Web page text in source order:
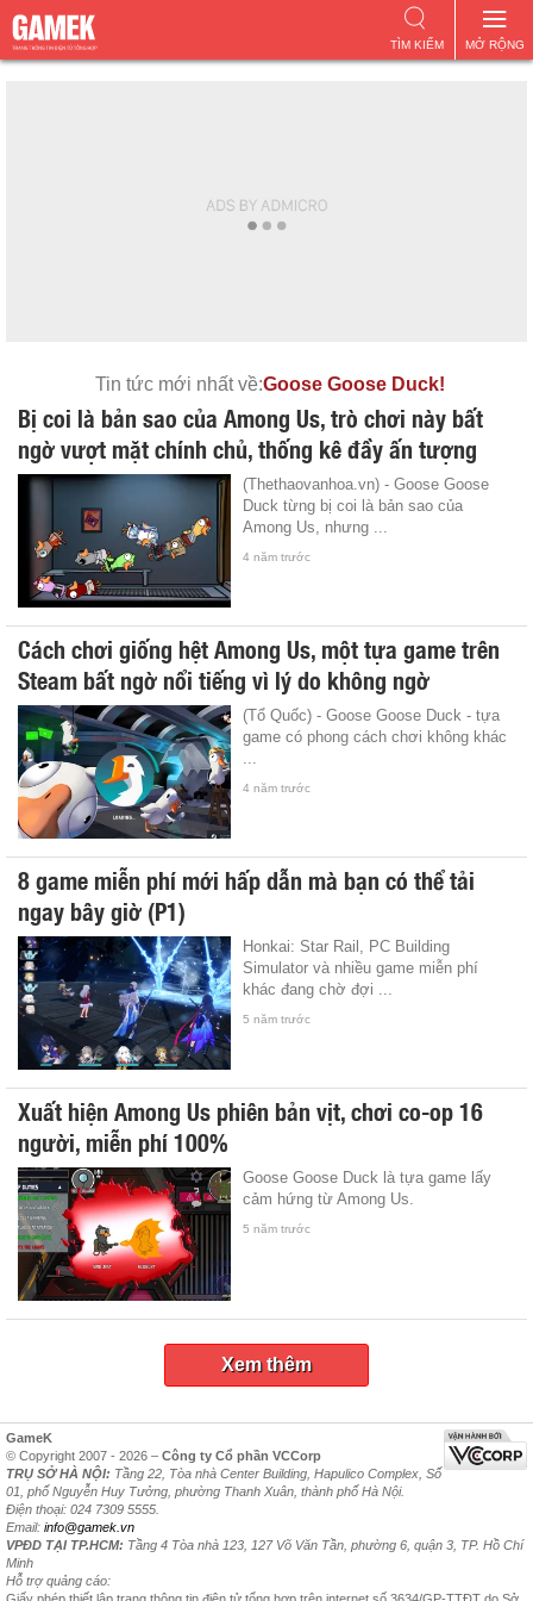
MỞ RỘNG
TÌM KIẾM
Tin tức mới nhất về:Goose Goose Duck!
Bị coi là bản sao của Among Us, trò chơi này bất
ngờ vượt mặt chính chủ, thống kê đầy ấn tượng
(Thethaovanhoa.vn) - Goose Goose
Duck từng bị coi là bản sao của
Among Us, nhưng ...
4 năm trước
Cách chơi giống hệt Among Us, một tựa game trên
Steam bất ngờ nổi tiếng vì lý do không ngờ
(Tổ Quốc) - Goose Goose Duck - tựa
game có phong cách chơi không khác
4 năm trước
8 game miễn phí mới hấp dẫn mà bạn có thể tải
ngay bây giờ (P1)
Honkai: Star Rail, PC Building
Simulator và nhiều game miễn phí
khác đang chờ đợi ...
5 năm trước
Xuất hiện Among Us phiên bản vịt, chơi co-op 16
người, miễn phí 100%
Goose Goose Duck là tựa game lấy
cảm hứng từ Among Us.
5 năm trước
Xem thêm
GameK
© Copyright 2007 - 2026 – Công ty Cổ phần VCCorp
TRỤ SỞ HÀ NỘI: Tầng 22, Tòa nhà Center Building, Hapulico Complex, Số
01, phố Nguyễn Huy Tưởng, phường Thanh Xuân, thành phố Hà Nội.
Điện thoại: 024 7309 5555.
Email: info@gamek.vn
VPĐD TẠI TP.HCM: Tầng 4 Tòa nhà 123, 127 Võ Văn Tần, phường 6, quận 3, TP. Hồ Chí
Minh
Hỗ trợ quảng cáo: